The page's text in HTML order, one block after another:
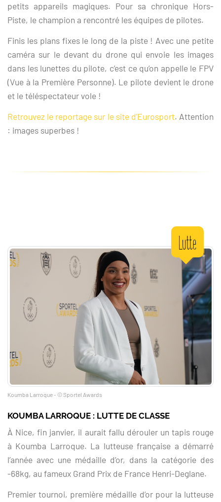
petits appareils magiques. Pour sa chronique Hors-
Piste, le champion a rencontré les équipes de pilotes.
Finis les plans fixes le long de la piste ! Avec une petite
caméra sur le devant du drone qui envoie les images
dans les lunettes du pilote, c’est ce qu’on appelle le FPV
(Vue à la Première Personne). Le pilote devient le drone
et le téléspectateur vole !
Retrouvez le reportage sur le site d'Eurosport. Attention
: images superbes !
Koumba Larroque - © Sportel Awards
Lutte
KOUMBA LARROQUE : LUTTE DE CLASSE
À Nice, fin janvier, il aurait fallu dérouler un tapis rouge
à Koumba Larroque. La lutteuse française a démarré
l’année avec une médaille d’or, dans la catégorie des
-68kg, au fameux Grand Prix de France Henri-Deglane.
Premier tournoi, première médaille d’or pour la lutteuse